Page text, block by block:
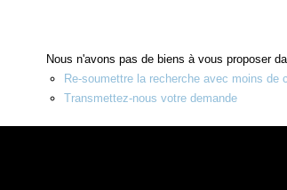
Nous n'avons pas de biens à vous proposer
Re-soumettre la recherche avec moins de
Transmettez-nous votre demande